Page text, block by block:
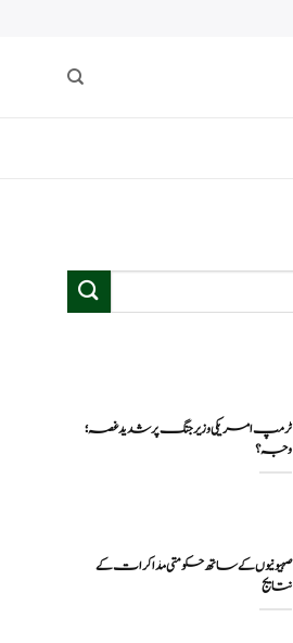
ٹرمپ امریکی وزیر جنگ پر شدید غصہ؛
وجہ ؟
صہیونیوں کے ساتھ حکومتی مذاکرات کے
نتایج